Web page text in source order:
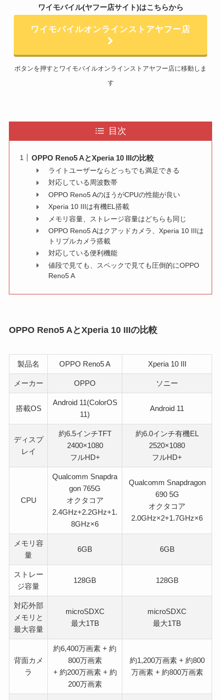
ワイモバイル(ヤフー店サイト)はこちらから
ワイモバイルオンラインストアヤフー店
ボタンを押すとワイモバイルオンラインストアヤフー店に移動しま
す
目次
OPPO Reno5 AとXperia 10 IIIの比較
ライトユーザーならどっちでも満足できる
対応している周波数帯
OPPO Reno5 AのほうがCPUの性能が良い
Xperia 10 IIIは有機EL搭載
メモリ容量、ストレージ容量はどちらも同じ
OPPO Reno5 Aはクアッドカメラ、Xperia 10 IIIは
トリプルカメラ搭載
対応している便利機能
値段で見ても、スペックで見ても圧倒的にOPPO
Reno5 A
OPPO Reno5 AとXperia 10 IIIの比較
製品名 OPPO Reno5 A Xperia 10 III
メーカー OPPO ソニー
搭載OS
Android 11(ColorOS
11)
Android 11
ディスプ
レイ
約6.5インチTFT
2400×1080
フルHD+
約6.0インチ有機EL
2520×1080
フルHD+
CPU
Qualcomm Snapdra
gon 765G
オクタコア
2.4GHz+2.2GHz+1.
8GHz×6
Qualcomm Snapdragon
690 5G
オクタコア
2.0GHz×2+1.7GHz×6
メモリ容
量
6GB 6GB
ストレー
ジ容量
128GB 128GB
対応外部
メモリと
最大容量
microSDXC
最大1TB
microSDXC
最大1TB
背面カメ
ラ
約6,400万画素 + 約
800万画素
+ 約200万画素 + 約
200万画素
約1,200万画素 + 約800
万画素 + 約800万画素